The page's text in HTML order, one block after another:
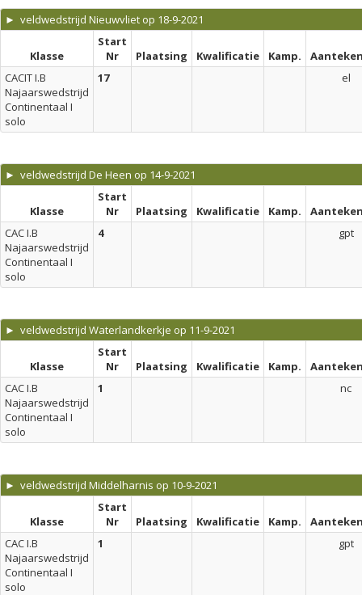
► veldwedstrijd Nieuwvliet op 18-9-2021
Klasse
Start
Nr
Plaatsing Kwalificatie Kamp.
CACIT I.B
Najaarswedstrijd
Continentaal I
solo
17 el
► veldwedstrijd De Heen op 14-9-2021
Klasse
Start
Nr
Plaatsing Kwalificatie Kamp.
CAC I.B
Najaarswedstrijd
Continentaal I
solo
4 gpt
► veldwedstrijd Waterlandkerkje op 11-9-2021
Klasse
Start
Nr
Plaatsing Kwalificatie Kamp.
CAC I.B
Najaarswedstrijd
Continentaal I
solo
1 nc
► veldwedstrijd Middelharnis op 10-9-2021
Klasse
Start
Nr
Plaatsing Kwalificatie Kamp.
CAC I.B
Najaarswedstrijd
Continentaal I
solo
1 gpt